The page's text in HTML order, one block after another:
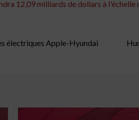
12,09 milliards de dollars à
électriques Apple-Hyundai